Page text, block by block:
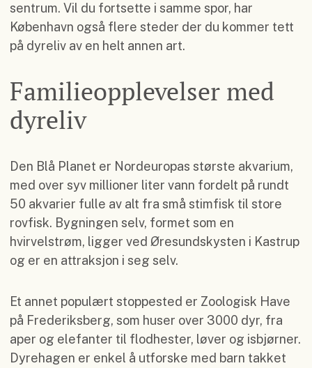
sentrum. Vil du fortsette i samme spor, har
København også flere steder der du kommer tett
på dyreliv av en helt annen art.
Familieopplevelser med
dyreliv
Den Blå Planet er Nordeuropas største akvarium,
med over syv millioner liter vann fordelt på rundt
50 akvarier fulle av alt fra små stimfisk til store
rovfisk. Bygningen selv, formet som en
hvirvelstrøm, ligger ved Øresundskysten i Kastrup
og er en attraksjon i seg selv.
Et annet populært stoppested er Zoologisk Have
på Frederiksberg, som huser over 3000 dyr, fra
aper og elefanter til flodhester, løver og isbjørner.
Dyrehagen er enkel å utforske med barn takket